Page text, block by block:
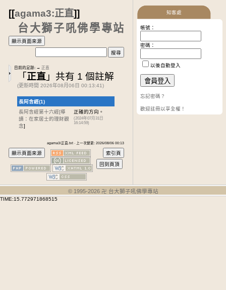
[[agama3:正直]]
台大獅子吼佛學專站
目前的足跡: → 正直
「正直 」共有 1 個註解
(更新時間 2026年08月06日 00:13:41)
長阿含經(1)
長阿含經第十六經[導
讀：在家居士的理財觀
念]
正確的方向。
(2024年07月31日
16:14:59)
agama3/正直.txt · 上一次變更: 2026/08/06 00:13
知客處
帳號：
密碼：
以後自動登入
忘記密碼？
歡迎註冊以享全權！
© 1995-2026 卍 台大獅子吼佛學專站
TIME:15.772971868515